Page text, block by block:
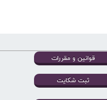
قوانین و مقررات
ثبت شکایت